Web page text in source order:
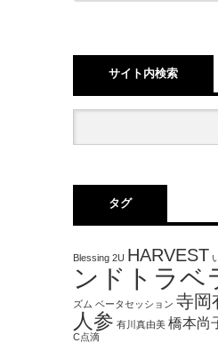
サイト内検索
タグ
Blessing 2U HARVEST
ンドトラベ
ズム ベータセッション 寺岡
人参 有川真由美 橋本尚
C点滴